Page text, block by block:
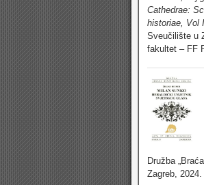
Cathedrae:
historiae, Vol
Sveučilište u
fakultet – FF
Družba
Zagreb, 2024.